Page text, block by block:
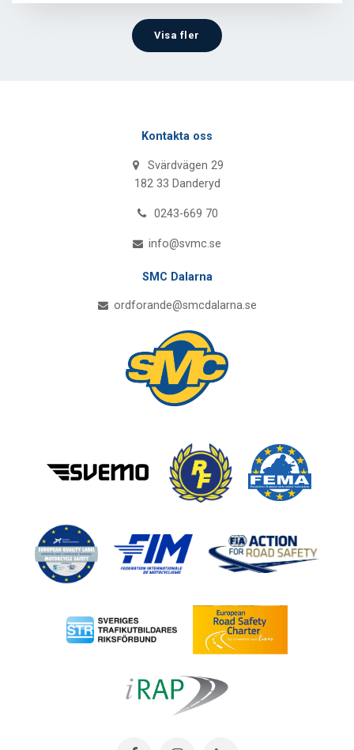
Visa fler
Kontakta oss
Svärdvägen 29
182 33 Danderyd
0243-669 70
info@svmc.se
SMC Dalarna
ordforande@smcdalarna.se